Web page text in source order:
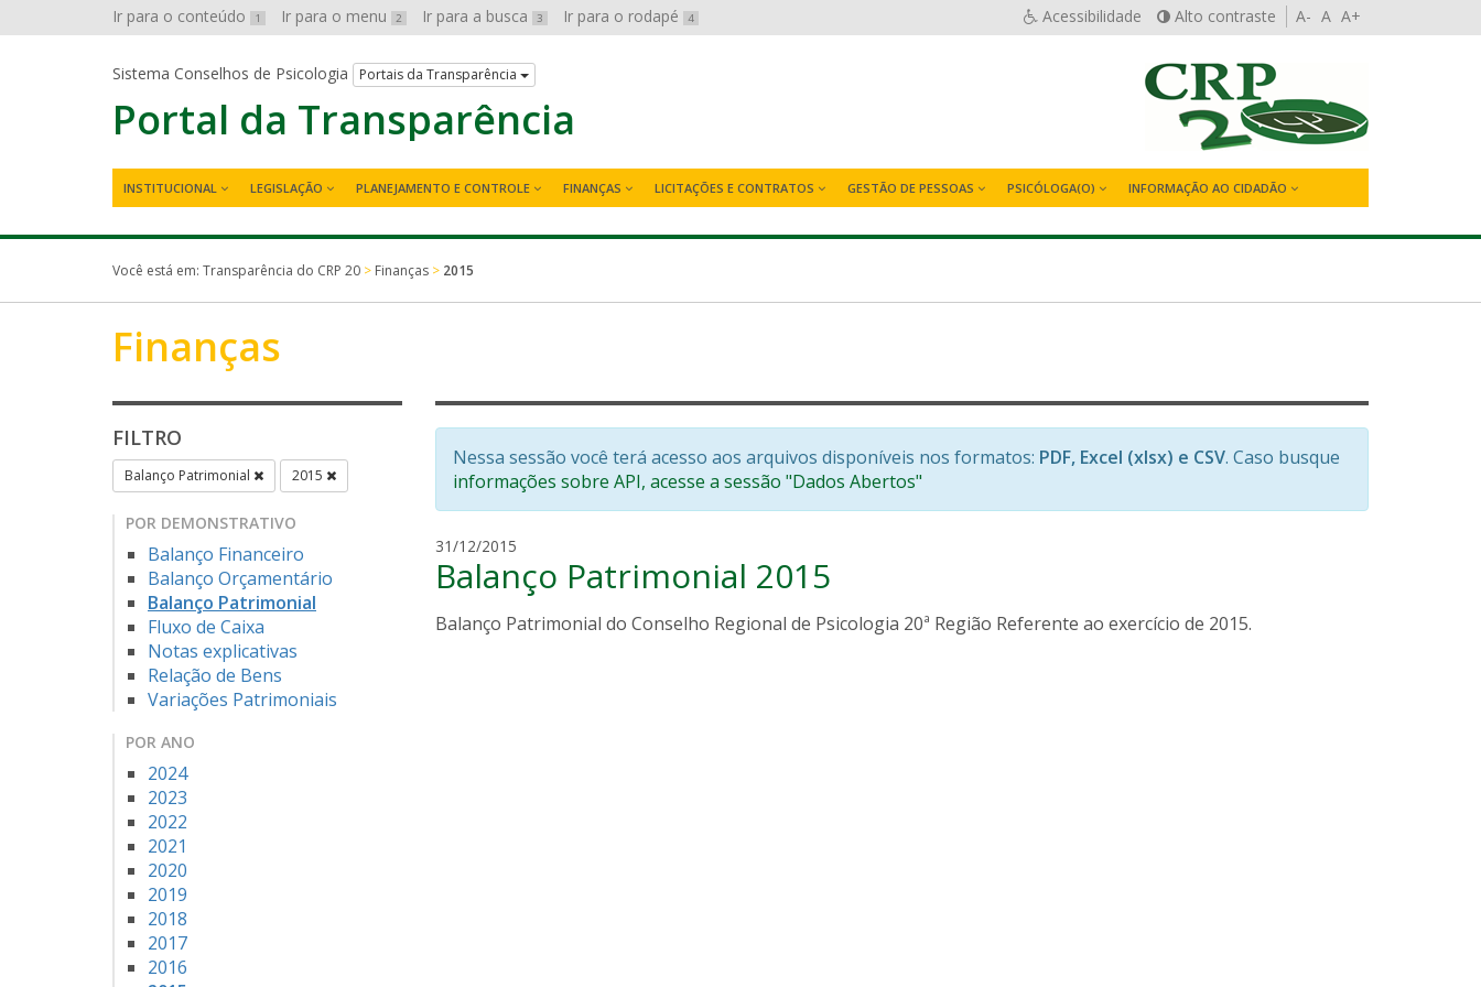
Ir para o conteúdo 1 Ir para o menu 2 Ir para a busca 3 Ir para o rodapé 4 Acessibilidade Alto contraste A- A A+
Sistema Conselhos de Psicologia Portais da Transparência
Portal da Transparência
INSTITUCIONAL LEGISLAÇÃO PLANEJAMENTO E CONTROLE FINANÇAS LICITAÇÕES E CONTRATOS GESTÃO DE PESSOAS PSICÓLOGA(O) INFORMAÇÃO AO CIDADÃO
Você está em: Transparência do CRP 20 > Finanças > 2015
Finanças
FILTRO
Balanço Patrimonial 2015
POR DEMONSTRATIVO
Balanço Financeiro
Balanço Orçamentário
Balanço Patrimonial
Fluxo de Caixa
Notas explicativas
Relação de Bens
Variações Patrimoniais
POR ANO
2024
2023
2022
2021
2020
2019
2018
2017
2016
Nessa sessão você terá acesso aos arquivos disponíveis nos formatos: PDF, Excel (xlsx) e CSV. Caso busque
informações sobre API, acesse a sessão "Dados Abertos"
31/12/2015m
a
u
r
Balanço Patrimonial 2015
Balanço Patrimonial do Conselho Regional de Psicologia 20ª Região Referente ao exercício de 2015.